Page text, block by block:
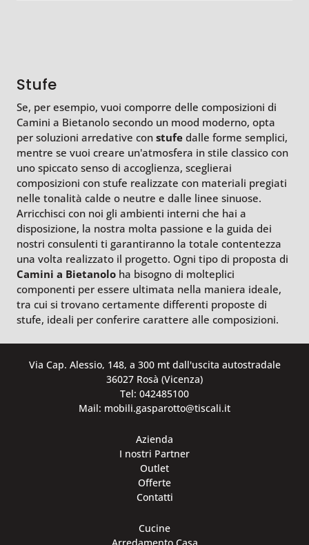
Stufe
Se, per esempio, vuoi comporre delle composizioni di
Camini a Bietanolo secondo un mood moderno, opta
per soluzioni arredative con stufe dalle forme semplici,
mentre se vuoi creare un'atmosfera in stile classico con
uno spiccato senso di accoglienza, sceglierai
composizioni con stufe realizzate con materiali pregiati
nelle tonalità calde o neutre e dalle linee sinuose.
Arricchisci con noi gli ambienti interni che hai a
disposizione, la nostra molta passione e la guida dei
nostri consulenti ti garantiranno la totale contentezza
una volta realizzato il progetto. Ogni tipo di proposta di
Camini a Bietanolo ha bisogno di molteplici
componenti per essere ultimata nella maniera ideale,
tra cui si trovano certamente differenti proposte di
stufe, ideali per conferire carattere alle composizioni.
Via Cap. Alessio, 148, a 300 mt dall'uscita autostradale
36027 Rosà (Vicenza)
Tel: 042485100
Mail: mobili.gasparotto@tiscali.it
Azienda
I nostri Partner
Outlet
Offerte
Contatti
Cucine